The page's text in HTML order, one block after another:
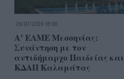
26/07/2026 18:00
Α’ ΕΛΜΕ Μεσσηνίας:
Συνάντηση με τον
αντιδήμαρχο Παιδείας και
ΚΔΑΠ Καλαμάτας